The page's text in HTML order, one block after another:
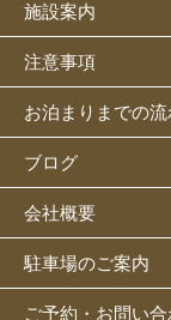
施設案内
注意事項
お泊まりまでの流
ブログ
会社概要
駐車場のご案内
ご予約・お問い